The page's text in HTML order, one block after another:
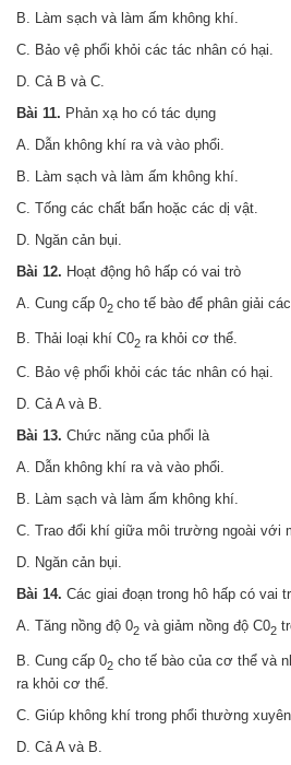
B. Làm sạch và làm ấm không khí.
C. Bảo vệ phổi khỏi các tác nhân có hại.
D. Cả B và C.
Bài 11. Phản xạ ho có tác dụng
A. Dẫn không khí ra và vào phổi.
B. Làm sạch và làm ấm không khí.
C. Tống các chất bẩn hoặc các dị vật.
D. Ngăn cản bụi.
Bài 12. Hoạt động hô hấp có vai trò
A. Cung cấp 02 cho tế bào để phân giải
B. Thải loại khí C02 ra khỏi cơ thể.
C. Bảo vệ phổi khỏi các tác nhân có hại.
D. Cả A và B.
Bài 13. Chức năng của phổi là
A. Dẫn không khí ra và vào phổi.
B. Làm sạch và làm ấm không khí.
C. Trao đổi khí giữa môi trường ngoài với
D. Ngăn cản bụi.
Bài 14. Các giai đoạn trong hô hấp có vai
A. Tăng nồng độ 02 và giảm nồng độ C02
B. Cung cấp 02 cho tế bào của cơ thể và
ra khỏi cơ thể.
C. Giúp không khí trong phổi thường
D. Cả A và B.